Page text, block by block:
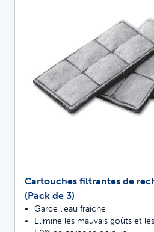
Cartouches filtrantes de
(Pack de 3)
Garde l'eau fraîche
Élimine les mauvais goûts et